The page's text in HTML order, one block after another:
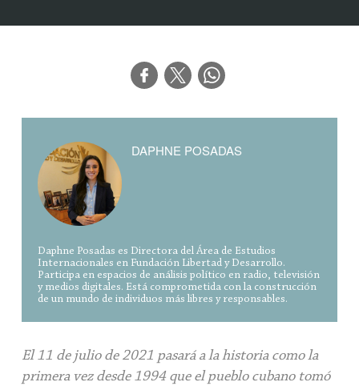
El 11 de julio de 2021 pasará a la historia como la
primera vez desde 1994 que el pueblo cubano tomó
DAPHNE POSADAS
Daphne Posadas es Directora del Área de Estudios
Internacionales en Fundación Libertad y Desarrollo.
Participa en espacios de análisis político en radio, televisión
y medios digitales. Está comprometida con la construcción
de un mundo de individuos más libres y responsables.